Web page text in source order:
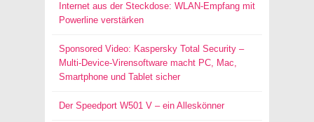
Internet aus der Steckdose: WLAN-Empfang mit
Powerline verstärken
Sponsored Video: Kaspersky Total Security –
Multi-Device-Virensoftware macht PC, Mac,
Smartphone und Tablet sicher
Der Speedport W501 V – ein Alleskönner